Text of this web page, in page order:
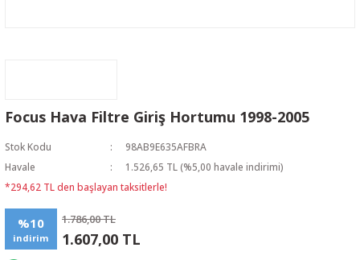
Focus Hava Filtre Giriş Hortumu 1998-2005
Stok Kodu
98AB9E635AFBRA
Havale
1.526,65 TL (%5,00 havale indirimi)
*294,62 TL den başlayan taksitlerle!
%10
indirim
1.786,00 TL
1.607,00 TL